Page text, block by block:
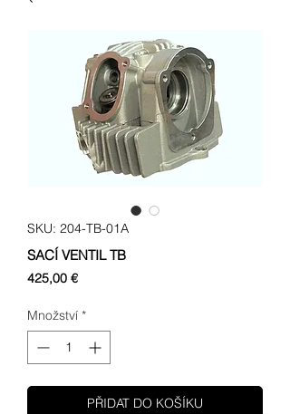
SKU: 204-TB-01A
SACÍ VENTIL TB
425,00 €Cena
Množství *
PŘIDAT DO KOŠÍKU